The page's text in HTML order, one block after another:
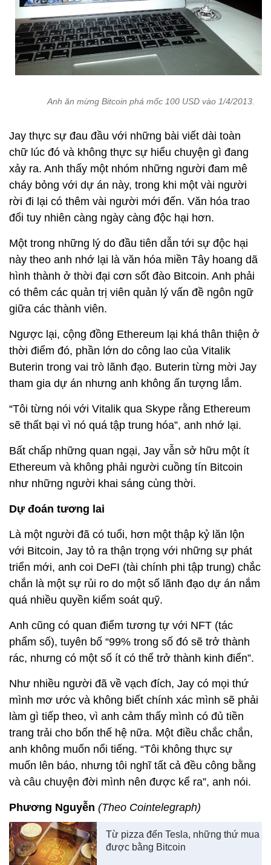
Anh ăn mừng Bitcoin phá mốc 100 USD vào 1/4/2013.
Jay thực sự đau đầu với những bài viết dài toàn
chữ lúc đó và không thực sự hiểu chuyện gì đang
xảy ra. Anh thấy một nhóm những người đam mê
cháy bỏng với dự án này, trong khi một vài người
rời đi lại có thêm vài người mới đến. Văn hóa trao
đổi tuy nhiên càng ngày càng độc hại hơn.
Một trong những lý do đầu tiên dẫn tới sự độc hại
này theo anh nhớ lại là văn hóa miền Tây hoang dã
hình thành ở thời đại cơn sốt đào Bitcoin. Anh phải
có thêm các quản trị viên quản lý vấn đề ngôn ngữ
giữa các thành viên.
Ngược lại, cộng đồng Ethereum lại khá thân thiện ở
thời điểm đó, phần lớn do công lao của Vitalik
Buterin trong vai trò lãnh đạo. Buterin từng mời Jay
tham gia dự án nhưng anh không ấn tượng lắm.
“Tôi từng nói với Vitalik qua Skype rằng Ethereum
sẽ thất bại vì nó quá tập trung hóa”, anh nhớ lại.
Bất chấp những quan ngại, Jay vẫn sở hữu một ít
Ethereum và không phải người cuồng tín Bitcoin
như những người khai sáng cùng thời.
Dự đoán tương lai
Là một người đã có tuổi, hơn một thập kỷ lăn lộn
với Bitcoin, Jay tỏ ra thận trọng với những sự phát
triển mới, anh coi DeFI (tài chính phi tập trung) chắc
chắn là một sự rủi ro do một số lãnh đạo dự án nắm
quá nhiều quyền kiểm soát quỹ.
Anh cũng có quan điểm tương tự với NFT (tác
phẩm số), tuyên bố “99% trong số đó sẽ trở thành
rác, nhưng có một số ít có thể trở thành kinh điển”.
Như nhiều người đã về vạch đích, Jay có mọi thứ
mình mơ ước và không biết chính xác mình sẽ phải
làm gì tiếp theo, vì anh cảm thấy mình có đủ tiền
trang trải cho bốn thế hệ nữa. Một điều chắc chắn,
anh không muốn nổi tiếng. “Tôi không thực sự
muốn lên báo, nhưng tôi nghĩ tất cả đều công bằng
và câu chuyện đời mình nên được kể ra”, anh nói.
Phương Nguyễn (Theo Cointelegraph)
Từ pizza đến Tesla, những thứ mua
được bằng Bitcoin